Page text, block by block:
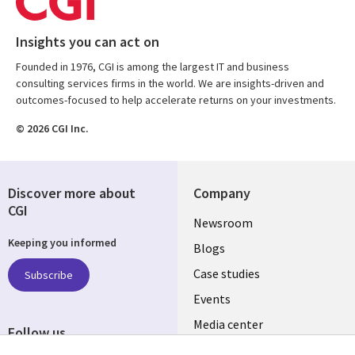
Insights you can act on
Founded in 1976, CGI is among the largest IT and business
consulting services firms in the world. We are insights-driven and
outcomes-focused to help accelerate returns on your investments.
© 2026 CGI Inc.
Company
Useful
links
SECTIONS
EN
Newsroom
Blogs
Case studies
Events
Media center
Discover more about
CGI
Keeping you informed
Subscribe
Follow us